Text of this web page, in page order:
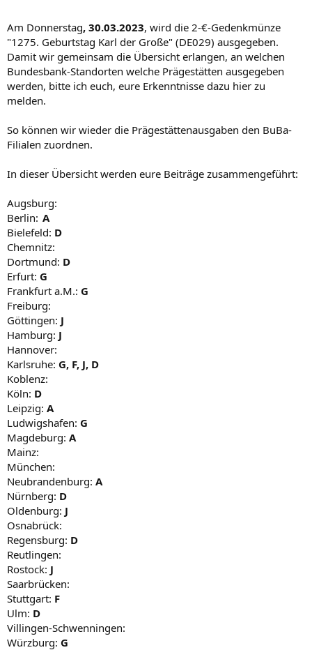
Am Donnerstag, 30.03.2023, wird die 2-€-Gedenkmünze
"1275. Geburtstag Karl der Große" (DE029) ausgegeben.
Damit wir gemeinsam die Übersicht erlangen, an welchen
Bundesbank-Standorten welche Prägestätten ausgegeben
werden, bitte ich euch, eure Erkenntnisse dazu hier zu
melden.
So können wir wieder die Prägestättenausgaben den BuBa-
Filialen zuordnen.
In dieser Übersicht werden eure Beiträge zusammengeführt:
Augsburg:
Berlin: A
Bielefeld: D
Chemnitz:
Dortmund: D
Erfurt: G
Frankfurt a.M.: G
Freiburg:
Göttingen: J
Hamburg: J
Hannover:
Karlsruhe: G, F, J, D
Koblenz:
Köln: D
Leipzig: A
Ludwigshafen: G
Magdeburg: A
Mainz:
München:
Neubrandenburg: A
Nürnberg: D
Oldenburg: J
Osnabrück:
Regensburg: D
Reutlingen:
Rostock: J
Saarbrücken:
Stuttgart: F
Ulm: D
Villingen-Schwenningen:
Würzburg: G